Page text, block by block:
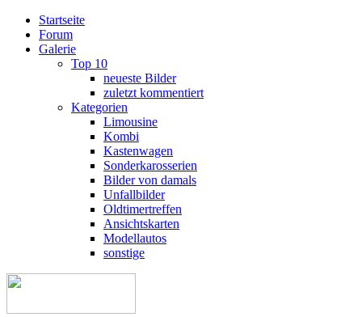
Startseite
Forum
Galerie
Top 10
neueste Bilder
zuletzt kommentiert
Kategorien
Limousine
Kombi
Kastenwagen
Sonderkarosserien
Bilder von damals
Unfallbilder
Oldtimertreffen
Ansichtskarten
Modellautos
sonstige